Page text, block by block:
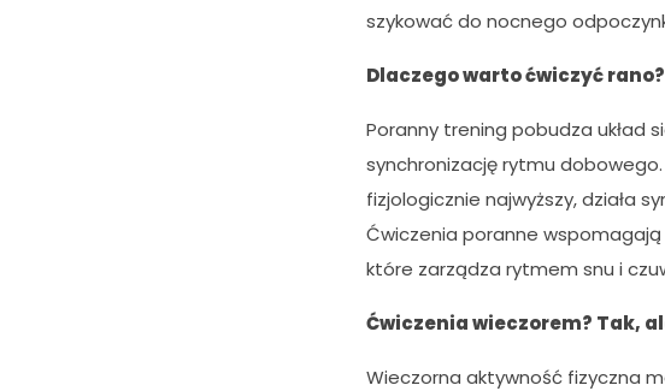
szykować do nocnego
Dlaczego warto ćwiczyć rano?
Poranny trening pobudza układ
synchronizację rytmu
fizjologicznie najwyższy, działa
Ćwiczenia poranne
które zarządza rytmem snu i
Ćwiczenia wieczorem? Tak,
Wieczorna aktywność fizyczna